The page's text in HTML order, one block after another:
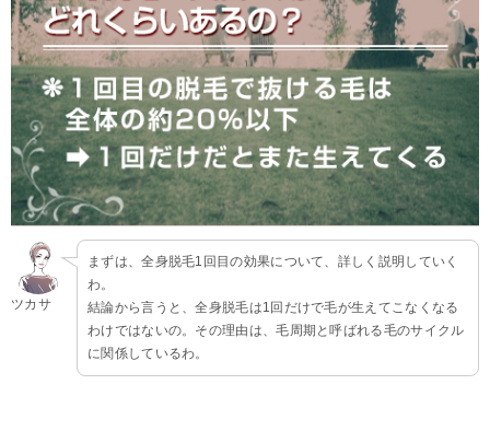
ツカサ
まずは、全身脱毛1回目の効果について、詳しく説明していく
わ。
結論から言うと、全身脱毛は1回だけで毛が生えてこなくなる
わけではないの。その理由は、毛周期と呼ばれる毛のサイクル
に関係しているわ。